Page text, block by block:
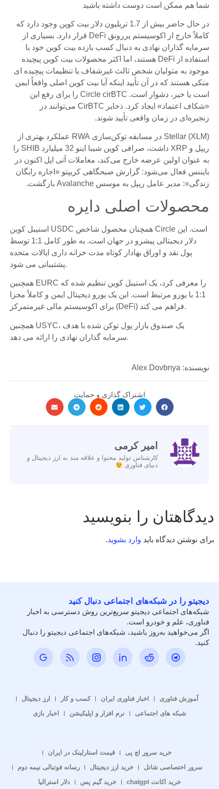
شما هم ممکن است دوست داشته باشید
در حال حاضر بیش از 1.7 تریلیون دلار بیت کوین وجود دارد که
کاملاً خارج از اکوسیستم پررونق DeFi قرار دارد. بسیاری از
سرمایه گذاران نهادی به دنبال کسب بازده بیت کوین خود با
استفاده از DeFi هستند، اما اکثر محصولات بیت کوین پیچیده
موجود به متولیان شخص ثالث غیرشفاف یا تنظیمات پیچیده ای
متکی هستند که در آن تأیید اینکه آیا بیت کوین اصلی واقعاً ایمن
است یا خیر، دشوار است. Circle cirBTC را برای رفع این
«شکاف اعتماد» ایجاد کرد. ذخایر CirBTC می‌توانند در
زنجیره‌ای در زمان واقعی تأیید شوند.
Stellar (XLM) در مسابقه توکن‌سازی RWA عملکرد بهتری از
ریپل و XRP داشت، صرافی کوین شیبا اینو 32 میلیارد SHIB را
به عنوان اولین عرضه خارج می‌کند، معاملات آتی اپل اکنون در
بایننس فعال می‌شود: گزارش صبحگاهی کریپتو «اجاره رایگان
زندگی»: مدیر عامل ریپل به موسس Avalanche بازگشت.
محصولات اصلی دایره
استیبل کوین USDC همچنان محصول شاخص Circle است. این
دلار دیجیتالی پیشرو در جهان است. به طور کامل 1:1 توسط
پول نقد و اوراق بهادار کوتاه مدت خزانه داری ایالات متحده
پشتیبانی می شود.
همچنین EURC را معرفی کرد، یک استیبل کوین تنظیم شده که
1:1 با یورو مرتبط است. این یک یورو دیجیتال ایمن و کاملاً مجزا
برای اکوسیستم مالی غیرمتمرکز (DeFi) فراهم می کند.
همچنین USYC، یک صندوق بازار پول توکن شده با هدف
سرمایه گذاران نهادی را ارائه می دهد.
نویسنده: Alex Dovbnya
اشتراک گذاری و حمایت
امیر کرمی
کارشناس تولید محتوا و علاقه مند به ارز دیجیتال و
دنیای فناوری
دیدگاهتان را بنویسید
برای نوشتن دیدگاه باید وارد بشوید.
دیجیتو را در شبکه‌های اجتماعی دنبال کنید
شبکه‌های اجتماعی دیجیتو سریع‌ترین روش دسترسی به اخبار
فناوری، علم و خودرو است.
اگر می‌خواهید به‌روز باشید، شبکه‌های اجتماعی دیجیتو را دنبال
کنید.
آموزش فناوری اخبار فناوری ایران کسب و کار
ارز دیجیتال
شبکه های اجتماعی
نرم افزار و اپلیکیشن اخبار بازی
خرید سرور اچ پی
قیمت استارلینک در ایران
سرور اختصاصی شاتل
خرید ارز دیجیتال
رسانه فوتبالی نیمه دوم
خرید اکانت chatgpt
خرید گیم پس دلار استرالیا